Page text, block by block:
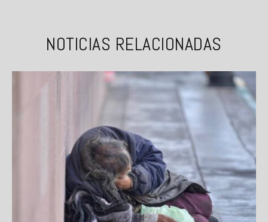
NOTICIAS RELACIONADAS